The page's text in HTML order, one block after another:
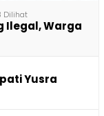
Dilihat
Ilegal, Warga
Yusra